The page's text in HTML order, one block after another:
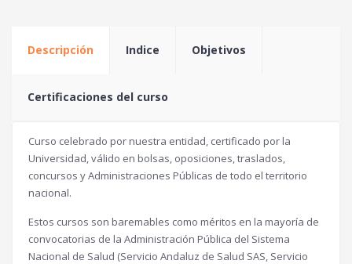
Descripción Indice Objetivos
Certificaciones del curso
Curso celebrado por nuestra entidad, certificado por la
Universidad, válido en bolsas, oposiciones, traslados,
concursos y Administraciones Públicas de todo el territorio
nacional.
Estos cursos son baremables como méritos en la mayoría de
convocatorias de la Administración Pública del Sistema
Nacional de Salud (Servicio Andaluz de Salud SAS, Servicio